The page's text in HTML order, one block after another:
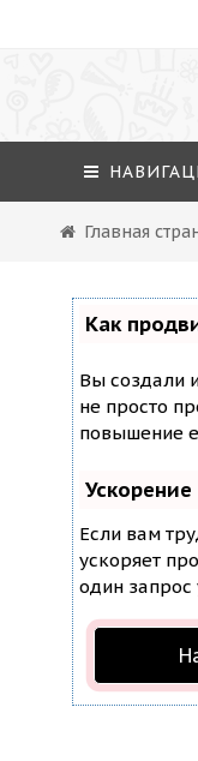
Главная
Как
Вы создали
не просто
повышение
Если вам
ускоряет
один запрос